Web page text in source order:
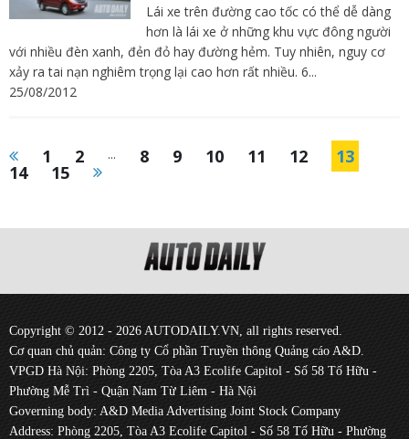
Lái xe trên đường cao tốc có thể dễ dàng
hơn là lái xe ở những khu vực đông người
với nhiều đèn xanh, đẻn đỏ hay đường hẻm. Tuy nhiên, nguy cơ
xảy ra tai nạn nghiêm trọng lại cao hơn rất nhiều. 6...
25/08/2012
1 2 ... 8 9 10 11 12 13
14 15
Copyright © 2012 - 2026 AUTODAILY.VN, all rights reserved.
Cơ quan chủ quản: Công ty Cổ phần Truyền thông Quảng cáo A&D.
VPGD Hà Nội: Phòng 2205, Tòa A3 Ecolife Capitol - Số 58 Tố Hữu -
Phường Mễ Trì - Quận Nam Từ Liêm - Hà Nội
Governing body: A&D Media Advertising Joint Stock Company
Address: Phòng 2205, Tòa A3 Ecolife Capitol - Số 58 Tố Hữu - Phường